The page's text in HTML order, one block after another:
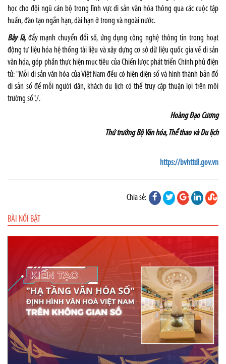
học cho đội ngũ cán bộ trong lĩnh vực di sản văn hóa thông qua các cuộc tập
huấn, đào tạo ngắn hạn, dài hạn ở trong và ngoài nước.
Bảy là,đẩy mạnh chuyển đổi số, ứng dụng công nghệ thông tin trong hoạt
động tư liệu hóa hệ thống tài liệu và xây dựng cơ sở dữ liệu quốc gia về di sản
văn hóa, góp phần thực hiện mục tiêu của Chiến lược phát triển Chính phủ điện
tử: "Mỗi di sản văn hóa của Việt Nam đều có hiện diện số và hình thành bản đồ
di sản số để mỗi người dân, khách du lịch có thể truy cập thuận lợi trên môi
trường số"./.
Hoàng Đạo Cương
Thứ trưởng Bộ Văn hóa, Thể thao và Du lịch
https://bvhttdl.gov.vn
Chia sẻ:
BÀI NỔI BẬT